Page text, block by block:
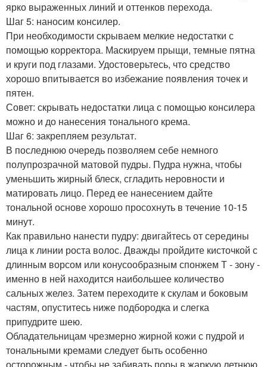
ярко выраженных линий и оттенков перехода.
Шаг 5: наносим консилер.
При необходимости скрываем мелкие недостатки с
помощью корректора. Маскируем прыщи, темные пятна
и круги под глазами. Удостоверьтесь, что средство
хорошо впитывается во избежание появления точек и
пятен.
Совет: скрывать недостатки лица с помощью консилера
можно и до нанесения тонального крема.
Шаг 6: закрепляем результат.
В последнюю очередь позволяем себе немного
полупрозрачной матовой пудры. Пудра нужна, чтобы
уменьшить жирный блеск, сгладить неровности и
матировать лицо. Перед ее нанесением дайте
тональной основе хорошо просохнуть в течение 10-15
минут.
Как правильно нанести пудру: двигайтесь от середины
лица к линии роста волос. Дважды пройдите кисточкой с
длинным ворсом или конусообразным спонжем Т - зону -
именно в ней находится наибольшее количество
сальных желез. Затем переходите к скулам и боковым
частям, опуститесь ниже подбородка и слегка
припудрите шею.
Обладательницам чрезмерно жирной кожи с пудрой и
тональными кремами следует быть особенно
осторожным - чтобы не забивать поры в жаркую летнюю